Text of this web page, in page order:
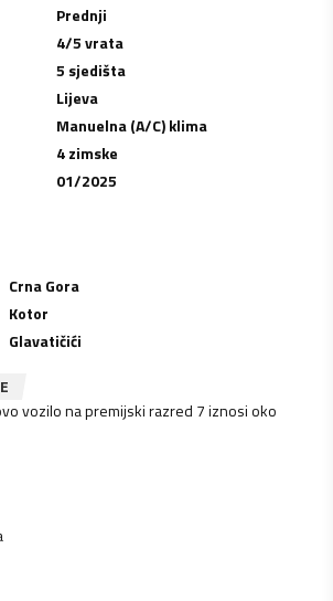
Prednji
4/5 vrata
5 sjedišta
Lijeva
Manuelna (A/C) klima
4 zimske
01/2025
Crna Gora
Kotor
Glavatičići
vozilo na premijski razred 7 iznosi oko